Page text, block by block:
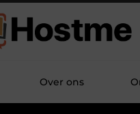
Over ons